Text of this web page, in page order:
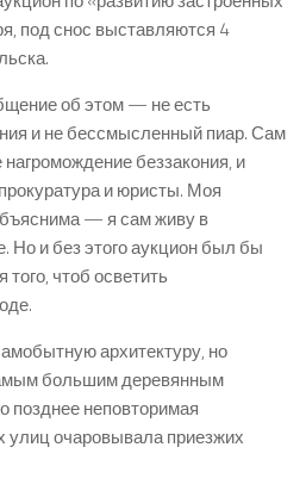
под снос выставляются 4
об этом — не есть
и не бессмысленный пиар. Сам
беззакония, и
и юристы. Моя
— я сам живу в
Но и без этого аукцион был бы
чтоб осветить
архитектуру, но
большим деревянным
позднее неповторимая
улиц очаровывала приезжих